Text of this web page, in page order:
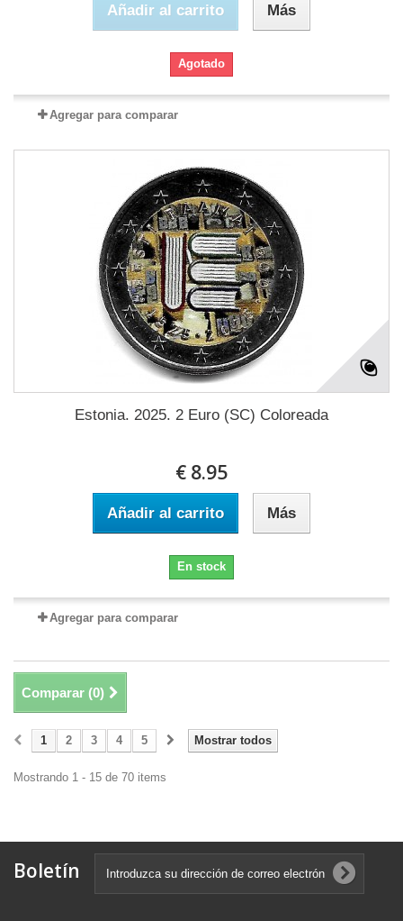
Añadir al carrito Más
Agotado
Agregar para comparar
Estonia. 2025. 2 Euro (SC) Coloreada
€ 8.95
Añadir al carrito Más
En stock
Agregar para comparar
Comparar (0)
Mostrar todos
1 2 3 4 5
Mostrando 1 - 15 de 70 items
Boletín